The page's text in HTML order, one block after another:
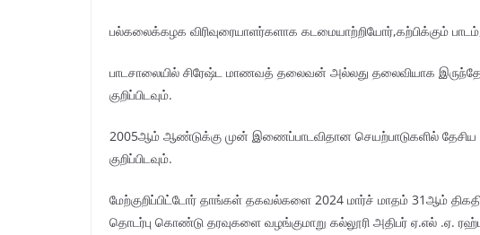
பல்கலைக்கழக விரிவுரையாளர்களாக கடமையாற்றியோர்,கற்பிக்கும்
பாடசாலையில் சிரேஷ்ட மாணவத் தலைவன் அல்லது தலைவியாக
குறிப்பிடவும்.
2005ஆம் ஆண்டுக்கு முன் இணைப்பாடவிதான செயற்பாடுகளில் தேசிய
குறிப்பிடவும்.
மேற்குறிப்பிட்டோர் தாங்கள் தகவல்களை 2024 மார்ச் மாதம் 31ஆம்
தொடர்பு கொண்டு தரவுகளை வழங்குமாறு கல்லூரி அதிபர் ஏ.எல் .ஏ.